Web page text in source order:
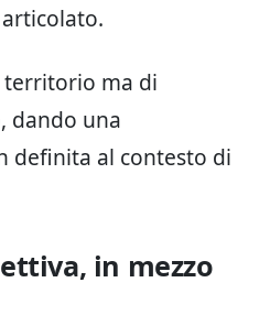
ma di
dando una
definita al contesto di
in mezzo